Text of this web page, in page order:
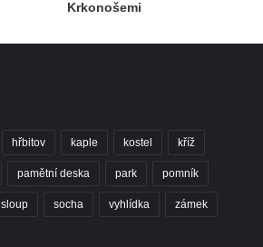
Krkonošemi
hřbitov kaple kostel kříž
pamětní deska park pomník
sloup socha vyhlídka zámek